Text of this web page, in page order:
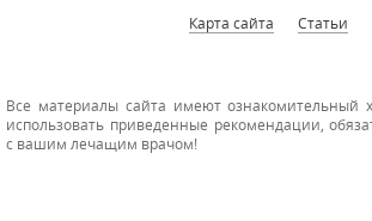
Карта сайта
Статьи
Все материалы сайта имеют ознакомительный
использовать приведенные рекомендации,
с вашим лечащим врачом!